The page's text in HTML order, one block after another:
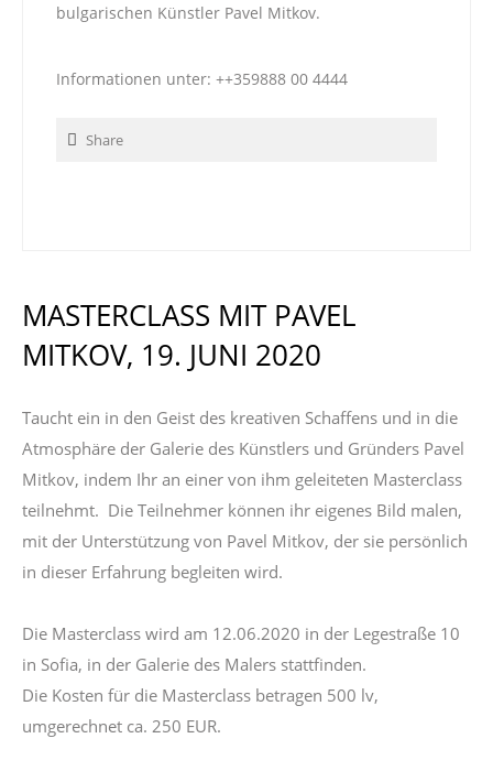
bulgarischen Künstler Pavel Mitkov.
​​​​​​Informationen unter: ++359888 00 4444
Share
MASTERCLASS MIT PAVEL
MITKOV, 19. JUNI 2020
Taucht ein in den Geist des kreativen Schaffens und in die
Atmosphäre der Galerie des Künstlers und Gründers Pavel
Mitkov, indem Ihr an einer von ihm geleiteten Masterclass
teilnehmt. Die Teilnehmer können ihr eigenes Bild malen,
mit der Unterstützung von Pavel Mitkov, der sie persönlich
in dieser Erfahrung begleiten wird.
Die Masterclass wird am 12.06.2020 in der Legestraße 10
in Sofia, in der Galerie des Malers stattfinden.
Die Kosten für die Masterclass betragen 500 lv,
umgerechnet ca. 250 EUR.